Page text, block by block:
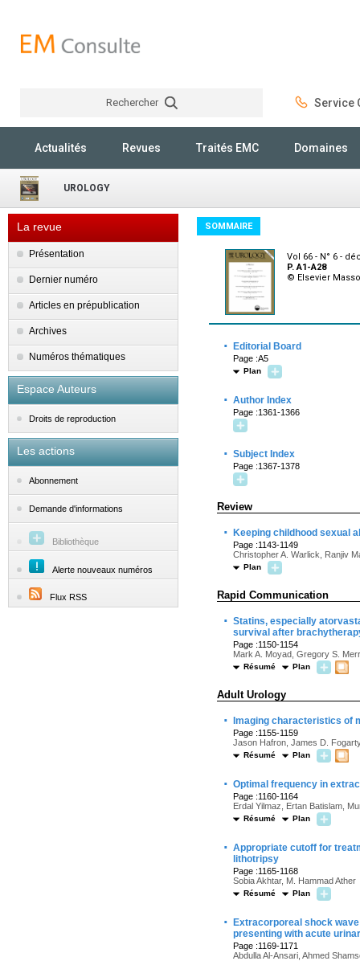
Rechercher Service
Actualités Revues Traités EMC Domaines
UROLOGY
La revue
Présentation
Dernier numéro
Articles en prépublication
Archives
Numéros thématiques
Espace Auteurs
Droits de reproduction
Les actions
Abonnement
Demande d'informations
Bibliothèque
Alerte nouveaux numéros
Flux RSS
SOMMAIRE
Vol 66 - N° 6 -
P. A1-A28
© Elsevier
· Editorial Board
Page :A5
Plan
· Author Index
Page :1361-1366
· Subject Index
Page :1367-1378
Review
· Keeping childhood sexual
Page :1143-1149
Christopher A. Warlick, Ranjiv
Plan
Rapid Communication
· Statins, especially
survival after
Page :1150-1154
Mark A. Moyad, Gregory S.
Résumé Plan
Adult Urology
· Imaging characteristics of
Page :1155-1159
Jason Hafron, James D.
Résumé Plan
· Optimal frequency in
Page :1160-1164
Erdal Yilmaz, Ertan Batislam,
Résumé Plan
· Appropriate cutoff for
lithotripsy
Page :1165-1168
Sobia Akhtar, M. Hammad Ather
Résumé Plan
·
Extracorporeal shock
presenting with acute
Page :1169-1171
Abdulla Al-Ansari, Ahmed